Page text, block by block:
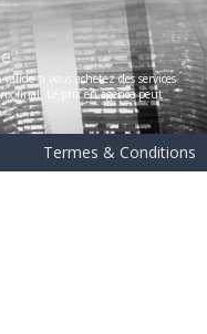
si vous achetez des services
final. Le prix en agence peut
Termes & Conditions